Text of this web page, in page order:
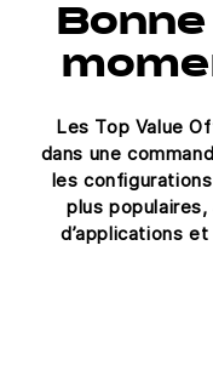
Les Top Value
dans une
les
plus
d’applications